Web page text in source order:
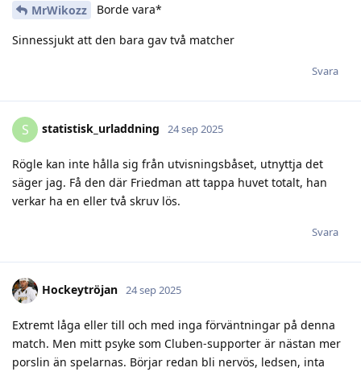
MrWikozz Borde vara*
Sinnessjukt att den bara gav två matcher
Svara
S statistisk_urladdning 24 sep 2025
Rögle kan inte hålla sig från utvisningsbåset, utnyttja det
säger jag. Få den där Friedman att tappa huvet totalt, han
verkar ha en eller två skruv lös.
Svara
Hockeytröjan 24 sep 2025
Extremt låga eller till och med inga förväntningar på denna
match. Men mitt psyke som Cluben-supporter är nästan mer
porslin än spelarnas. Börjar redan bli nervös, ledsen, inta